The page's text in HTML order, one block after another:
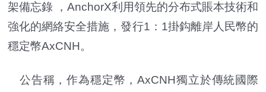
架備忘錄 ，AnchorX利用領先的分布式賬本技術和
強化的網絡安全措施，發行1：1掛鈎離岸人民幣的
穩定幣AxCNH。
公告稱，作為穩定幣，AxCNH獨立於傳統國際